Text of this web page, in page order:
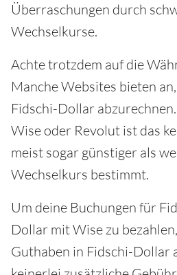
Überraschungen durch
Wechselkurse.
Achte trotzdem auf die
Manche Websites bieten
Fidschi-Dollar
Wise oder Revolut ist das
meist sogar günstiger als
Wechselkurs bestimmt.
Um deine Buchungen für
Dollar mit Wise zu
Guthaben in Fidschi-Dollar